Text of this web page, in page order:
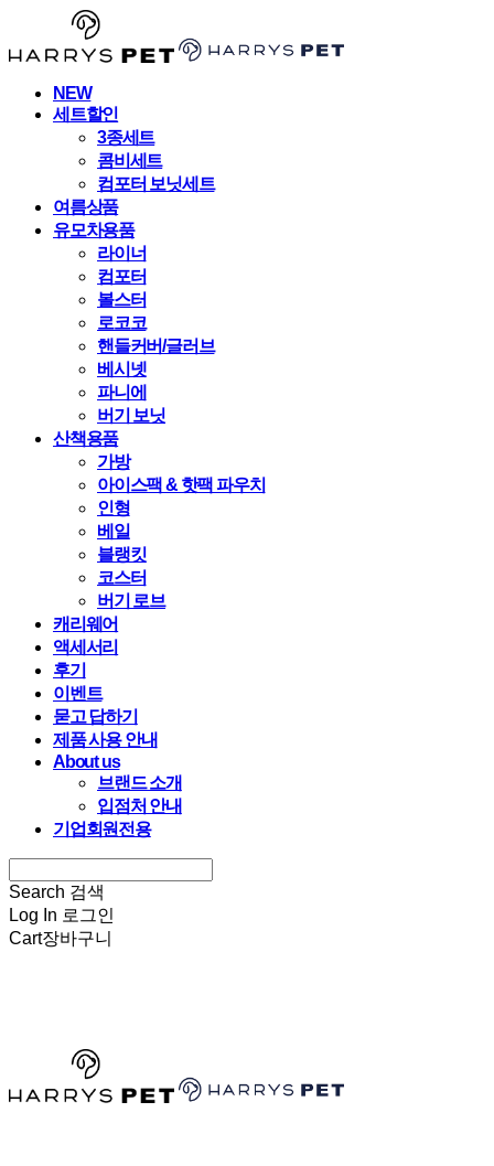
NEW
세트할인
3종세트
콤비세트
컴포터 보닛세트
여름상품
유모차용품
라이너
컴포터
볼스터
로코코
핸들커버/글러브
베시넷
파니에
버기 보닛
산책용품
가방
아이스팩 & 핫팩 파우치
인형
베일
블랭킷
코스터
버기 로브
캐리웨어
액세서리
후기
이벤트
묻고 답하기
제품 사용 안내
About us
브랜드 소개
입점처 안내
기업회원전용
Search 검색
Log In 로그인
Cart장바구니